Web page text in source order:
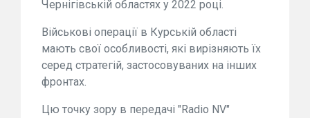
Чернігівській областях у 2022 році.
Військові операції в Курській області
мають свої особливості, які вирізняють їх
серед стратегій, застосовуваних на інших
фронтах.
Цю точку зору в передачі "Radio NV"